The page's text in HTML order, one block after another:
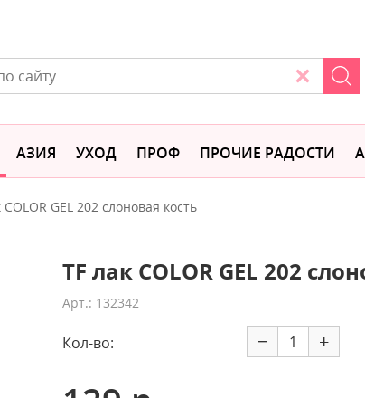
АЗИЯ УХОД ПРОФ ПРОЧИЕ РАДОСТИ
COLOR GEL 202 слоновая кость
TF лак COLOR GEL 202
Арт.: 132342
Кол-во: − +